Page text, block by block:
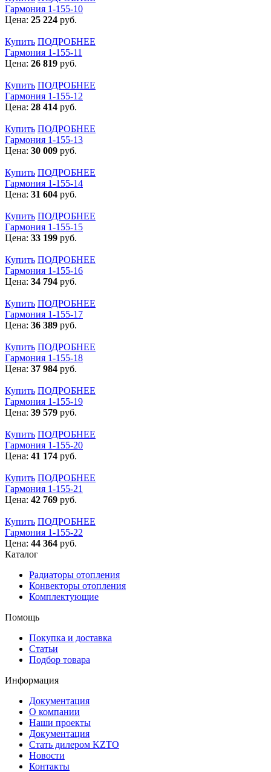
Гармония 1-155-10
Цена: 25 224 руб.
Купить ПОДРОБНЕЕ
Гармония 1-155-11
Цена: 26 819 руб.
Купить ПОДРОБНЕЕ
Гармония 1-155-12
Цена: 28 414 руб.
Купить ПОДРОБНЕЕ
Гармония 1-155-13
Цена: 30 009 руб.
Купить ПОДРОБНЕЕ
Гармония 1-155-14
Цена: 31 604 руб.
Купить ПОДРОБНЕЕ
Гармония 1-155-15
Цена: 33 199 руб.
Купить ПОДРОБНЕЕ
Гармония 1-155-16
Цена: 34 794 руб.
Купить ПОДРОБНЕЕ
Гармония 1-155-17
Цена: 36 389 руб.
Купить ПОДРОБНЕЕ
Гармония 1-155-18
Цена: 37 984 руб.
Купить ПОДРОБНЕЕ
Гармония 1-155-19
Цена: 39 579 руб.
Купить ПОДРОБНЕЕ
Гармония 1-155-20
Цена: 41 174 руб.
Купить ПОДРОБНЕЕ
Гармония 1-155-21
Цена: 42 769 руб.
Купить ПОДРОБНЕЕ
Гармония 1-155-22
Цена: 44 364 руб.
Каталог
Радиаторы отопления
Конвекторы отопления
Комплектующие
Помощь
Покупка и доставка
Статьи
Подбор товара
Информация
Документация
О компании
Наши проекты
Документация
Стать дилером KZTO
Новости
Контакты